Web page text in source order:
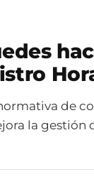
de
la gestión